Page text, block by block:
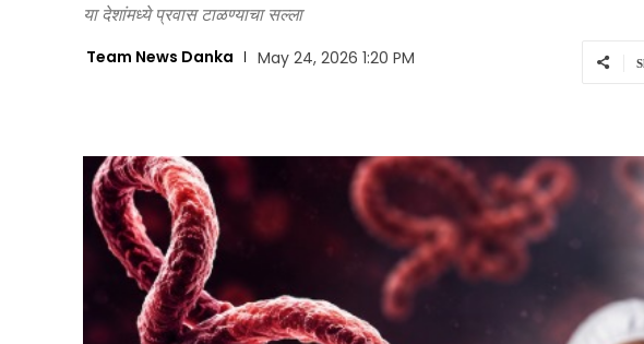
या देशांमध्ये प्रवास टाळण्याचा सल्ला
Team News Danka May 24, 2026 1:20 PM